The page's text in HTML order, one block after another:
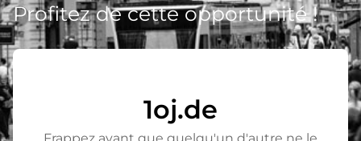
Profitez de cette opportunité !
1oj.de
Frappez avant que quelqu'un d'autre ne le